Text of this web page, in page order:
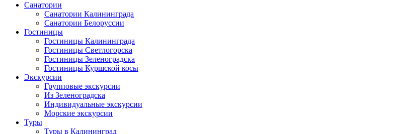
Санатории
Санатории Калининграда
Санатории Белоруссии
Гостиницы
Гостиницы Калининграда
Гостиницы Светлогорска
Гостиницы Зеленоградска
Гостиницы Куршской косы
Экскурсии
Групповые экскурсии
Из Зеленоградска
Индивидуальные экскурсии
Морские экскурсии
Туры
Туры в Калининград